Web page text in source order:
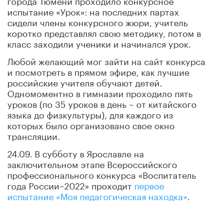
испытание «Урок»: на последних партах
сидели члены конкурсного жюри, учитель
коротко представлял свою методику, потом в
класс заходили ученики и начинался урок.
Любой желающий мог зайти на сайт конкурса
и посмотреть в прямом эфире, как лучшие
российские учителя обучают детей.
Одномоментно в гимназии проходило пять
уроков (по 35 уроков в день – от китайского
языка до физкультуры), для каждого из
которых было организовано свое окно
трансляции.
24.09. В субботу в Ярославле на
заключительном этапе Всероссийского
профессионального конкурса «Воспитатель
года России–2022» проходит первое
испытание «Моя педагогическая находка»